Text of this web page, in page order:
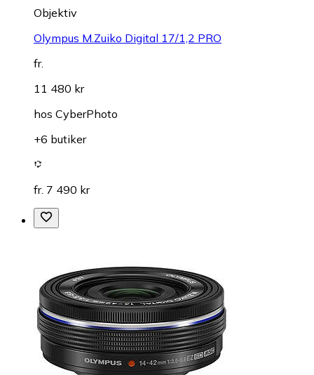
Objektiv
Olympus M.Zuiko Digital 17/1,2 PRO
fr.
11 480 kr
hos CyberPhoto
+6 butiker
fr. 7 490 kr